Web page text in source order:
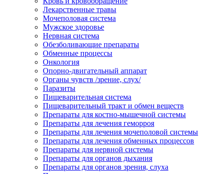
Лекарственные травы
Мочеполовая система
Мужское здоровье
Нервная система
Обезболивающие препараты
Обменные процессы
Онкология
Опорно-двигательный аппарат
Органы чувств /зрение, слух/
Паразиты
Пищеварительная система
Пищеварительный тракт и обмен веществ
Препараты для костно-мышечной системы
Препараты для лечения геморроя
Препараты для лечения мочеполовой системы
Препараты для лечения обменных процессов
Препараты для нервной системы
Препараты для органов дыхания
Препараты для органов зрения, слуха